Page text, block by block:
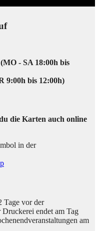
- SA 18:00h bis
9:00h bis 12:00h)
die Karten auch online
in der
Tage vor der
endet am Tag
am